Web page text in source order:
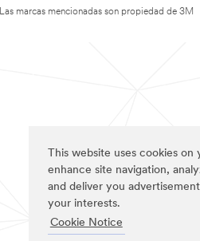
This website uses cookies
enhance site navigation,
and deliver you
your interests.
Cookie Notice
Las marcas mencionadas son propiedad de 3M